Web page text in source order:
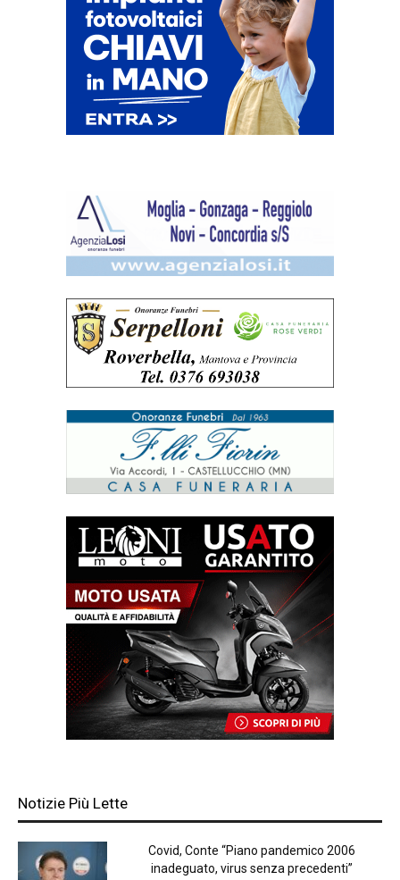
Notizie Più Lette
Covid, Conte “Piano pandemico 2006
inadeguato, virus senza precedenti”